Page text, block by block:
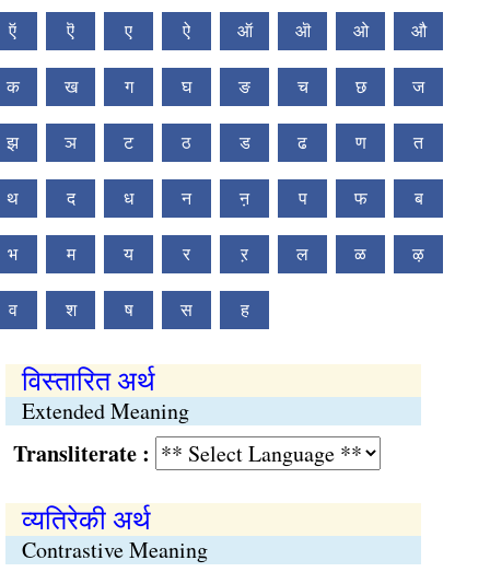
ऍ ऎ ए ऐ ऑ ऒ ओ औ
क ख ग घ ङ च छ ज
झ ञ ट ठ ड ढ ण त
थ द ध न ऩ प फ ब
भ म य र ऱ ल ळ ऴ
व श ष स ह
विस्तारित अर्थ
Extended Meaning
:
व्यतिरेकी अर्थ
Contrastive Meaning